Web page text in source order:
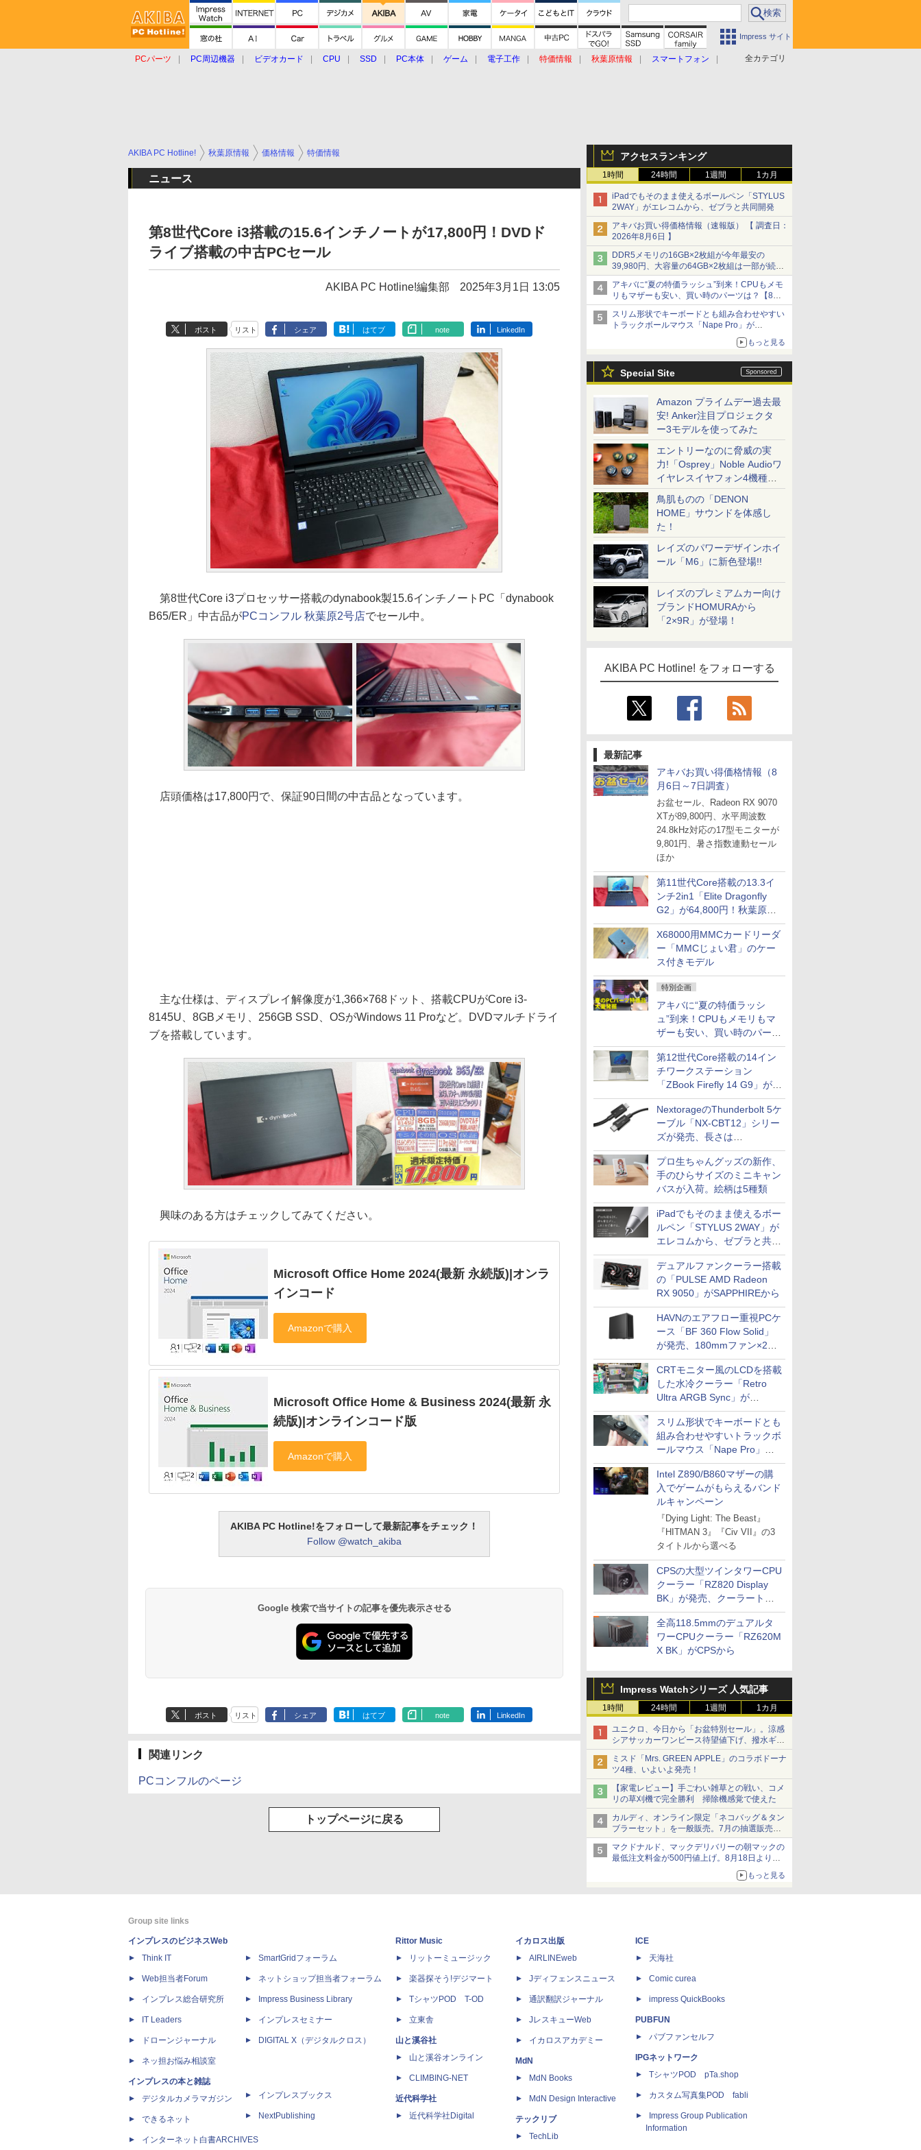
Impress サイト
全カテゴリ
PCパーツ PC周辺機器 ビデオカード CPU SSD PC本体 ゲーム 電子工作 特価情報 秋葉原情報
スマートフォン
アクセスランキング
1時間 24時間 1週間 1カ月
iPadでもそのまま使えるボールペン「STYLUS
2WAY」がエレコムから、ゼブラと共同開発
アキバお買い得価格情報（速報版） 【 調査日：
2026年8月6日 】
DDR5メモリの16GB×2枚組が今年最安の
39,980円、大容量の64GB×2枚組は一部が続騰
[8月前半のメモリ価格]
アキバに“夏の特価ラッシュ”到来！CPUもメモ
リもマザーも安い、買い時のパーツは？【8月7
日(金)22時配信】
スリム形状でキーボードとも組み合わせやすい
トラックボールマウス「Nape Pro」が
もっと見る
Special Site
Amazon プライムデー過去最
安! Anker注目プロジェクタ
ー3モデルを使ってみた
エントリーなのに脅威の実
力!「Osprey」Noble Audioワ
イヤレスイヤフォン4機種を
一気に聴く
鳥肌ものの「DENON
HOME」サウンドを体感し
た！
レイズのパワーデザインホイ
ール「M6」に新色登場!!
レイズのプレミアムカー向け
ブランドHOMURAから
「2×9R」が登場！
AKIBA PC Hotline! をフォローする
最新記事
アキバお買い得価格情報（8
月6日～7日調査）
お盆セール、Radeon RX 9070
XTが89,800円、水平周波数
24.8kHz対応の17型モニターが
9,801円、暑さ指数連動セール
ほか
第11世代Core搭載の13.3イ
ンチ2in1「Elite Dragonfly
G2」が64,800円！秋葉原で
中古PCセール
X68000用MMCカードリーダ
ー「MMCじょい君」のケー
ス付きモデル
特別企画
アキバに“夏の特価ラッシ
ュ”到来！CPUもメモリもマ
ザーも安い、買い時のパーツ
は？【8月7日(金)22時配信】
第12世代Core搭載の14イン
チワークステーション
「ZBook Firefly 14 G9」が
79,800円！秋葉原で中古PC
セール
NextorageのThunderbolt 5ケ
ーブル「NX-CBT12」シリー
ズが発売、長さは
30cm/50cm/1mの3種類
プロ生ちゃんグッズの新作、
手のひらサイズのミニキャン
バスが入荷。絵柄は5種類
iPadでもそのまま使えるボー
ルペン「STYLUS 2WAY」が
エレコムから、ゼブラと共同
開発
デュアルファンクーラー搭載
の「PULSE AMD Radeon
RX 9050」がSAPPHIREから
HAVNのエアフロー重視PCケ
ース「BF 360 Flow Solid」
が発売、180mmファン×2搭
載
CRTモニター風のLCDを搭載
した水冷クーラー「Retro
Ultra ARGB Sync」が
Thermaltakeから
スリム形状でキーボードとも
組み合わせやすいトラックボ
ールマウス「Nape Pro」が
Keychronから
Intel Z890/B860マザーの購
入でゲームがもらえるバンド
ルキャンペーン
『Dying Light: The Beast』
『HITMAN 3』『Civ VII』の3
タイトルから選べる
CPSの大型ツインタワーCPU
クーラー「RZ820 Display
BK」が発売、クーラートッ
プに5インチ液晶搭載
全高118.5mmのデュアルタ
ワーCPUクーラー「RZ620M
X BK」がCPSから
Impress Watchシリーズ 人気記事
1時間 24時間 1週間 1カ月
ユニクロ、今日から「お盆特別セール」。涼感
シアサッカーワンピース待望値下げ、撥水ギア
ショーツは1990円に
ミスド「Mrs. GREEN APPLE」のコラボドーナ
ツ4種、いよいよ発売！
【家電レビュー】手ごわい雑草との戦い、コメ
リの草刈機で完全勝利 掃除機感覚で使えた
カルディ、オンライン限定「ネコバッグ＆タン
ブラーセット」を一般販売。7月の抽選販売の
当選無効分
マクドナルド、マックデリバリーの朝マックの
最低注文料金が500円値上げ。8月18日より
もっと見る
AKIBA PC Hotline! 秋葉原情報 価格情報 特価情報
ニュース
第8世代Core i3搭載の15.6インチノートが17,800円！DVDド
ライブ搭載の中古PCセール
AKIBA PC Hotline!編集部 2025年3月1日 13:05
ポスト リスト シェア はてブ note LinkedIn
第8世代Core i3プロセッサー搭載のdynabook製15.6インチノートPC「dynabook
B65/ER」中古品がPCコンフル 秋葉原2号店でセール中。
店頭価格は17,800円で、保証90日間の中古品となっています。
主な仕様は、ディスプレイ解像度が1,366×768ドット、搭載CPUがCore i3-
8145U、8GBメモリ、256GB SSD、OSがWindows 11 Proなど。DVDマルチドライ
ブを搭載しています。
興味のある方はチェックしてみてください。
Microsoft Office Home 2024(最新 永続版)|オンラ
インコード
Microsoft Office Home & Business 2024(最新 永
続版)|オンラインコード版
AKIBA PC Hotline!をフォローして最新記事をチェック！
Follow @watch_akiba
Google 検索で当サイトの記事を優先表示させる
ポスト リスト シェア はてブ note LinkedIn
関連リンク
PCコンフルのページ
トップページに戻る
Group site links
インプレスのビジネスWeb
Think IT
Web担当者Forum
インプレス総合研究所
IT Leaders
ドローンジャーナル
ネッ担お悩み相談室
インプレスの本と雑誌
デジタルカメラマガジン
できるネット
インターネット白書ARCHIVES
SmartGridフォーラム
ネットショップ担当者フォーラム
Impress Business Library
インプレスセミナー
DIGITAL X（デジタルクロス）
インプレスブックス
NextPublishing
Rittor Music
リットーミュージック
楽器探そう!デジマート
TシャツPOD T-OD
立東舎
山と溪谷社
山と溪谷オンライン
CLIMBING-NET
近代科学社
近代科学社Digital
イカロス出版
AIRLINEweb
Jディフェンスニュース
通訳翻訳ジャーナル
JレスキューWeb
イカロスアカデミー
MdN
MdN Books
MdN Design Interactive
テックリブ
TechLib
ICE
天海社
Comic curea
impress QuickBooks
PUBFUN
パブファンセルフ
IPGネットワーク
TシャツPOD pTa.shop
カスタム写真集POD fabli
Impress Group Publication
Information